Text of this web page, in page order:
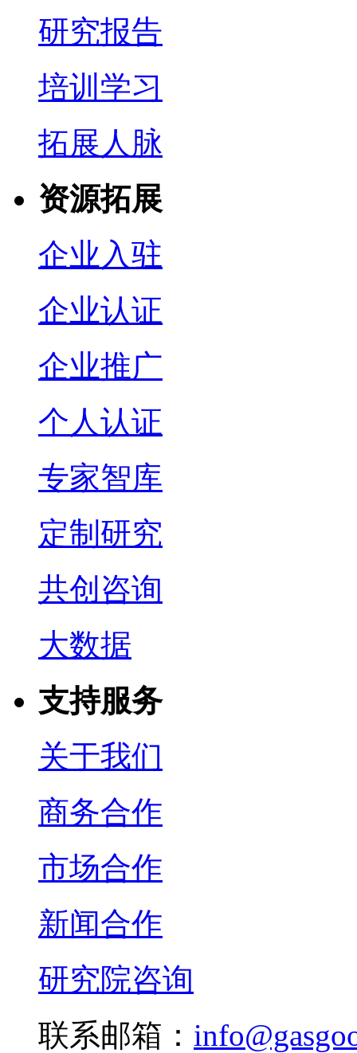
研究报告
培训学习
拓展人脉
资源拓展
企业入驻
企业认证
企业推广
个人认证
专家智库
定制研究
共创咨询
大数据
支持服务
关于我们
商务合作
市场合作
新闻合作
研究院咨询
联系邮箱：